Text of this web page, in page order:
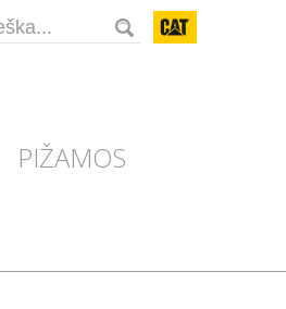
PIŽAMOS